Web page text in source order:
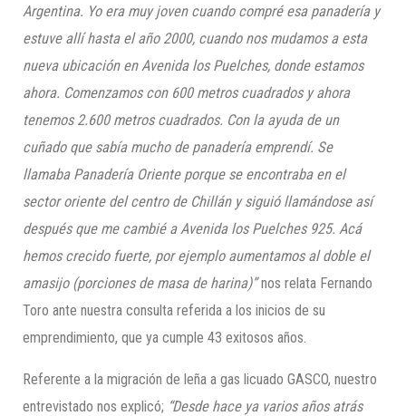
Argentina. Yo era muy joven cuando compré esa panadería y
estuve allí hasta el año 2000, cuando nos mudamos a esta
nueva ubicación en Avenida los Puelches, donde estamos
ahora. Comenzamos con 600 metros cuadrados y ahora
tenemos 2.600 metros cuadrados. Con la ayuda de un
cuñado que sabía mucho de panadería emprendí. Se
llamaba Panadería Oriente porque se encontraba en el
sector oriente del centro de Chillán y siguió llamándose así
después que me cambié a Avenida los Puelches 925. Acá
hemos crecido fuerte, por ejemplo aumentamos al doble el
amasijo (porciones de masa de harina)”nos relata Fernando
Toro ante nuestra consulta referida a los inicios de su
emprendimiento, que ya cumple 43 exitosos años.
Referente a la migración de leña a gas licuado GASCO, nuestro
entrevistado nos explicó; “Desde hace ya varios años atrás